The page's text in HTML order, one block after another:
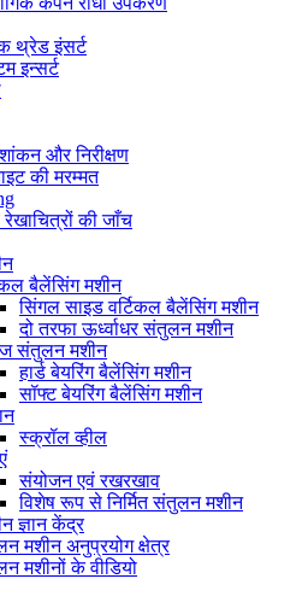
थ्रेड इंसर्ट
इन्सर्ट
और निरीक्षण
की मरम्मत
की जाँच
बैलेंसिंग मशीन
सिंगल साइड वर्टिकल बैलेंसिंग मशीन
दो तरफा ऊर्ध्वाधर संतुलन मशीन
संतुलन मशीन
हार्ड बेयरिंग बैलेंसिंग मशीन
सॉफ्ट बेयरिंग बैलेंसिंग मशीन
स्क्रॉल व्हील
संयोजन एवं रखरखाव
विशेष रूप से निर्मित संतुलन मशीन
ज्ञान केंद्र
मशीन अनुप्रयोग क्षेत्र
मशीनों के वीडियो